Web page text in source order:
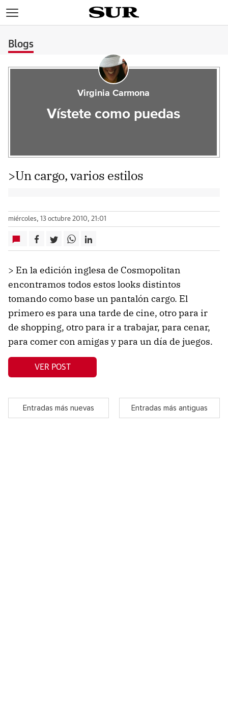
Blogs
Virginia Carmona
Vístete como puedas
>Un cargo, varios estilos
miércoles, 13 octubre 2010, 21:01
> En la edición inglesa de Cosmopolitan
encontramos todos estos looks distintos
tomando como base un pantalón cargo. El
primero es para una tarde de cine, otro para ir
de shopping, otro para ir a trabajar, para cenar,
para comer con amigas y para un día de juegos.
VER POST
Entradas más nuevas Entradas más antiguas